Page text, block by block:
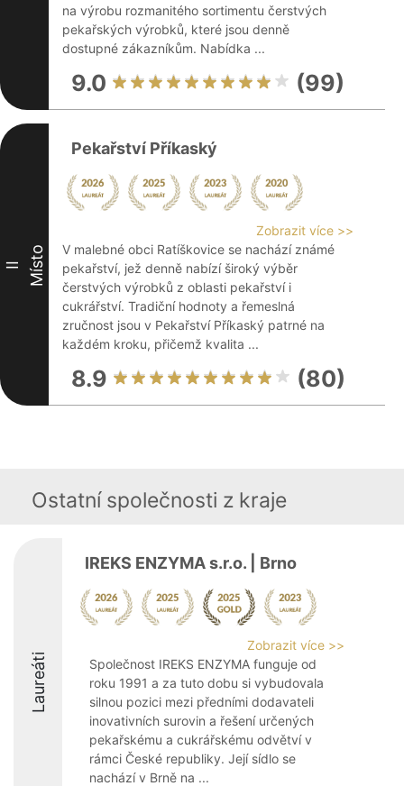
na výrobu rozmanitého sortimentu čerstvých
pekařských výrobků, které jsou denně
dostupné zákazníkům. Nabídka ...
9.0 (99)
II Místo
Pekařství Příkaský
Zobrazit více >>
V malebné obci Ratíškovice se nachází známé
pekařství, jež denně nabízí široký výběr
čerstvých výrobků z oblasti pekařství i
cukrářství. Tradiční hodnoty a řemeslná
zručnost jsou v Pekařství Příkaský patrné na
každém kroku, přičemž kvalita ...
8.9 (80)
Ostatní společnosti z kraje
Laureáti
IREKS ENZYMA s.r.o. | Brno
Zobrazit více >>
Společnost IREKS ENZYMA funguje od
roku 1991 a za tuto dobu si vybudovala
silnou pozici mezi předními dodavateli
inovativních surovin a řešení určených
pekařskému a cukrářskému odvětví v
rámci České republiky. Její sídlo se
nachází v Brně na ...